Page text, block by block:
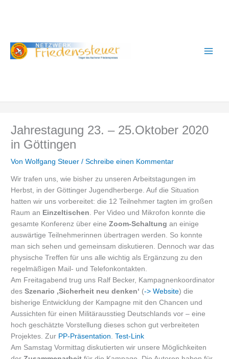
Jahrestagung 23. – 25.Oktober 2020
in Göttingen
VonWolfgang Steuer/Schreibe einen Kommentar
Wir trafen uns, wie bisher zu unseren Arbeitstagungen im
Herbst, in der Göttinger Jugendherberge. Auf die Situation
hatten wir uns vorbereitet: die 12 Teilnehmer tagten im großen
Raum an Einzeltischen . Per Video und Mikrofon konnte die
gesamte Konferenz über eineZoom-Schaltung an einige
auswärtige Teilnehmerinnen übertragen werden. So konnte
man sich sehen und gemeinsam diskutieren. Dennoch war das
physische Treffen für uns alle wichtig als Ergänzung zu den
regelmäßigen Mail- und Telefonkontakten.
Am Freitagabend trug uns Ralf Becker, Kampagnenkoordinator
desSzenario ‚Sicherheit neu denken‘ (-> Website) die
bisherige Entwicklung der Kampagne mit den Chancen und
Aussichten für einen Militärausstieg Deutschlands vor – eine
hoch geschätzte Vorstellung dieses schon gut verbreiteten
Projektes. Zur PP-Präsentation .Test-Link
Am Samstag Vormittag diskutierten wir unsere Möglichkeiten
h
i